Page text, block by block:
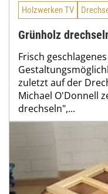
Holzwerken TV
Grünholz
Frisch
zuletzt auf der
Michael O'Donnell
drechseln",...